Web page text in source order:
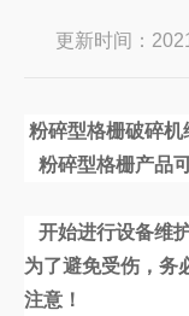
更新时间：
粉碎型格栅破碎机
粉碎型格栅产品
开始进行设备维
为了避免受伤，务
注意！